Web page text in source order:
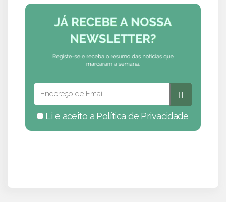
Li e aceito a Política de Privacidade